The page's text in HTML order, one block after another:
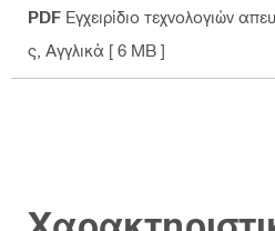
PDF Εγχειρίδιο τεχνολογιών
ς , Αγγλικά [ 6 MB ]